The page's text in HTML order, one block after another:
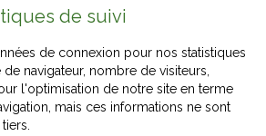
de suivi
de connexion pour nos statistiques
navigateur, nombre de visiteurs,
l'optimisation de notre site en terme
mais ces informations ne sont